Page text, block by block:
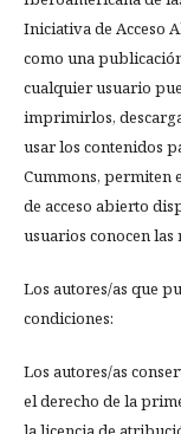
Iniciativa de Acceso
como una
cualquier usuario
imprimirlos,
usar los contenidos
Cummons, permiten
de acceso abierto
usuarios conocen
Los autores/as que
condiciones:
Los autores/as
el derecho de la